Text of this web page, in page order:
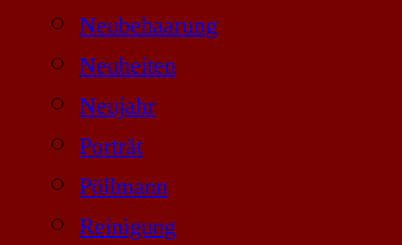
Neubehaarung
Neuheiten
Neujahr
Porträt
Pöllmann
Reinigung